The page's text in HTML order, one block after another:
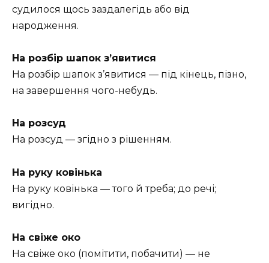
судилося щось заздалегідь або від
народження.
На розбір шапок з’явитися
На розбір шапок з’явитися — під кінець, пізно,
на завершення чого-небудь.
На розсуд
На розсуд — згідно з рішенням.
На руку ковінька
На руку ковінька — того й треба; до речі;
вигідно.
На свіже око
На свіже око (помітити, побачити) — не